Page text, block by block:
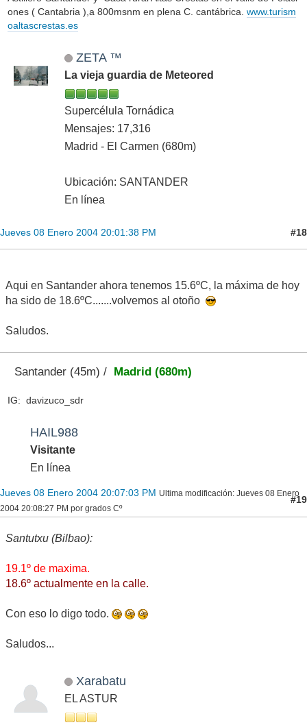
ones ( Cantabria ),a 800msnm en plena C. cantábrica. www.turism
oaltascrestas.es
ZETA ™
La vieja guardia de Meteored
Supercélula Tornádica
Mensajes: 17,316
Madrid - El Carmen (680m)
Ubicación: SANTANDER
En línea
Jueves 08 Enero 2004 20:01:38 PM #18
Aqui en Santander ahora tenemos 15.6ºC, la máxima de hoy
ha sido de 18.6ºC.......volvemos al otoño
Saludos.
Santander (45m) / Madrid (680m)
IG: davizuco_sdr
HAIL988
Visitante
En línea
Jueves 08 Enero 2004 20:07:03 PM Ultima modificación: Jueves 08 Enero
2004 20:08:27 PM por grados Cº
#19
Santutxu (Bilbao):
19.1º de maxima.
18.6º actualmente en la calle.
Con eso lo digo todo.
Saludos...
Xarabatu
EL ASTUR